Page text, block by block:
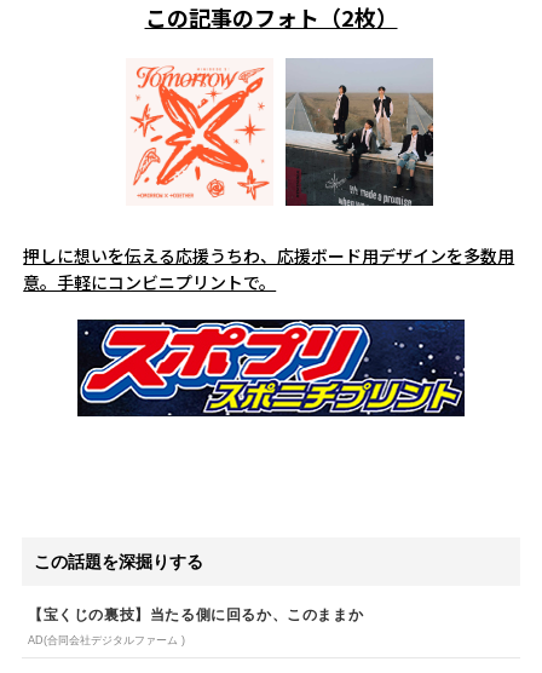
この記事のフォト（2枚）
押しに想いを伝える応援うちわ、応援ボード用デザインを多数用
意。手軽にコンビニプリントで。
この話題を深掘りする
【宝くじの裏技】当たる側に回るか、このままか
AD(合同会社デジタルファーム )